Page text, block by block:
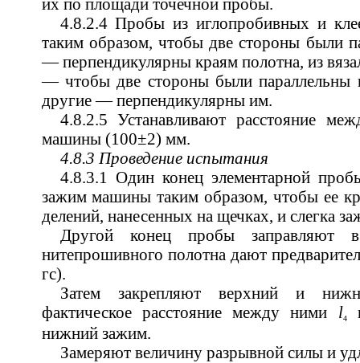
их по площади точечной пробы.
4.8.2.4 Пробы из иглопробивных и
таким образом, чтобы две стороны были
— перпендикулярны краям полотна, из
— чтобы две стороны были параллельны
другие — перпендикулярны им.
4.8.2.5 Устанавливают расстояние
машины (100±2) мм.
4.8.3 Проведение испытания
4.8.3.1 Один конец элементарной
зажим машины таким образом, чтобы ее
делений, нанесенных на щечках, и слегка
Другой конец пробы
нитепрошивного полотна дают
гс).
Затем закрепляют верхний и
фактическое расстояние между ними l4
нижний зажим.
Замеряют величину разрывной силы и